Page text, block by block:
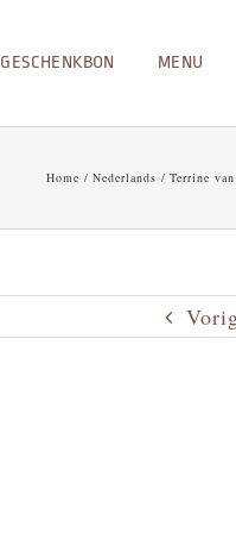
GESCHENKBON MENU
Home Nederlands Terrine